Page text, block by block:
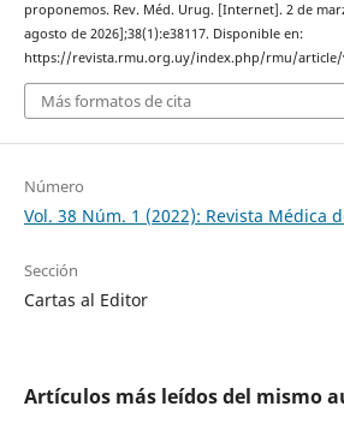
proponemos. Rev. Méd. Urug. [Internet]. 2 de
agosto de 2026];38(1):e38117. Disponible en:
https://revista.rmu.org.uy/index.php/rmu/article/
Más formatos de cita
Número
Vol. 38 Núm. 1 (2022): Revista Médica
Sección
Cartas al Editor
Artículos más leídos del mismo